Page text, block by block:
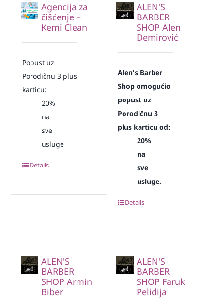
Agencija za
čišćenje –
Kemi Clean
Popust uz
Porodičnu 3 plus
karticu:
20%
na
sve
usluge
Details
ALEN'S
BARBER
SHOP Alen
Demirović
Alen's Barber
Shop omogućio
popust uz
Porodičnu 3
plus karticu od:
20%
na
sve
usluge.
Details
ALEN'S
BARBER
SHOP Armin
Biber
ALEN'S
BARBER
SHOP Faruk
Pelidija